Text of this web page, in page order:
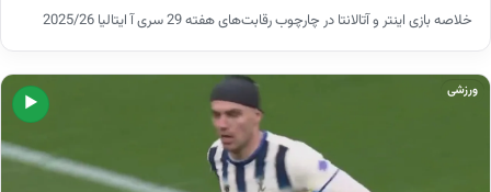
خلاصه بازی اینتر و آتالانتا در چارچوب رقابت‌های هفته 29 سری آ ایتالیا 2025/26
▶
ورزشی